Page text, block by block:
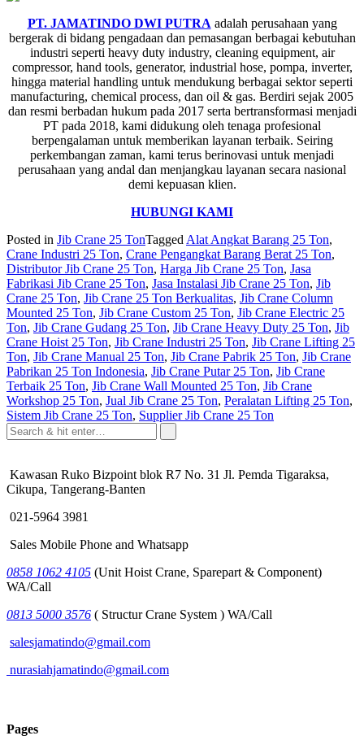
PT. JAMATINDO DWI PUTRA adalah perusahaan yang
bergerak di bidang pengadaan dan pemasangan berbagai kebutuhan
industri seperti heavy duty industry, cleaning equipment, air
compressor, hand tools, generator, industrial hose, pompa, inverter,
hingga material handling untuk mendukung berbagai sektor seperti
manufacturing, chemical process, dan oil & gas. Berdiri sejak 2005
dan resmi berbadan hukum pada 2017 serta bertransformasi menjadi
PT pada 2018, kami didukung oleh tenaga profesional
berpengalaman untuk memberikan layanan terbaik. Seiring
perkembangan zaman, kami terus berinovasi untuk menjadi
perusahaan yang andal dan menjangkau layanan secara nasional
demi kepuasan klien.
HUBUNGI KAMI
Posted in Jib Crane 25 TonTagged Alat Angkat Barang 25 Ton,
Crane Industri 25 Ton, Crane Pengangkat Barang Berat 25 Ton,
Distributor Jib Crane 25 Ton, Harga Jib Crane 25 Ton, Jasa
Fabrikasi Jib Crane 25 Ton, Jasa Instalasi Jib Crane 25 Ton, Jib
Crane 25 Ton, Jib Crane 25 Ton Berkualitas, Jib Crane Column
Mounted 25 Ton, Jib Crane Custom 25 Ton, Jib Crane Electric 25
Ton, Jib Crane Gudang 25 Ton, Jib Crane Heavy Duty 25 Ton, Jib
Crane Hoist 25 Ton, Jib Crane Industri 25 Ton, Jib Crane Lifting 25
Ton, Jib Crane Manual 25 Ton, Jib Crane Pabrik 25 Ton, Jib Crane
Pabrikan 25 Ton Indonesia, Jib Crane Putar 25 Ton, Jib Crane
Terbaik 25 Ton, Jib Crane Wall Mounted 25 Ton, Jib Crane
Workshop 25 Ton, Jual Jib Crane 25 Ton, Peralatan Lifting 25 Ton,
Sistem Jib Crane 25 Ton, Supplier Jib Crane 25 Ton
Kawasan Ruko Bizpoint blok R7 No. 31 Jl. Pemda Tigaraksa,
Cikupa, Tangerang-Banten
021-5964 3981
Sales Mobile Phone and Whatsapp
0858 1062 4105 (Unit Hoist Crane, Sparepart & Component)
WA/Call
0813 5000 3576 ( Structur Crane System ) WA/Call
salesjamatindo@gmail.com
nurasiahjamatindo@gmail.com
Pages